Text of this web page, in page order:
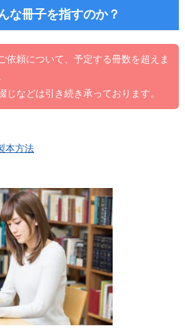
な冊子を指すのか？
依頼について、予定する冊数を超えま
じなどは引き続き承っております。
本方法